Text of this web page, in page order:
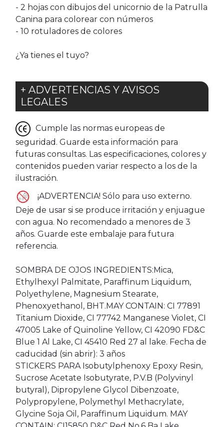
- 2 hojas con dibujos del unicornio de la Patrulla
Canina para colorear con números
- 10 rotuladores de colores
¿Ya tienes el tuyo?
+ ADVERTENCIAS Y AVISOS
LEGALES
Cumple las normas europeas de
seguridad. Guarde esta información para
futuras consultas. Las especificaciones, colores y
contenidos pueden variar respecto a los de la
ilustración.
¡ADVERTENCIA! Sólo para uso externo.
Deje de usar si se produce irritación y enjuague
con agua. No recomendado a menores de 3
años. Guarde este embalaje para futura
referencia.
SOMBRA DE OJOS INGREDIENTS:Mica,
Ethylhexyl Palmitate, Paraffinum Liquidum,
Polyethylene, Magnesium Stearate,
Phenoxyethanol, BHT.MAY CONTAIN: CI 77891
Titanium Dioxide, CI 77742 Manganese Violet, CI
47005 Lake of Quinoline Yellow, CI 42090 FD&C
Blue 1 Al Lake, CI 45410 Red 27 al lake. Fecha de
caducidad (sin abrir): 3 años
STICKERS PARA Isobutylphenoxy Epoxy Resin,
Sucrose Acetate Isobutyrate, P.V.B (Polyvinyl
butyral), Dipropylene Glycol Dibenzoate,
Polypropylene, Polymethyl Methacrylate,
Glycine Soja Oil, Paraffinum Liquidum. MAY